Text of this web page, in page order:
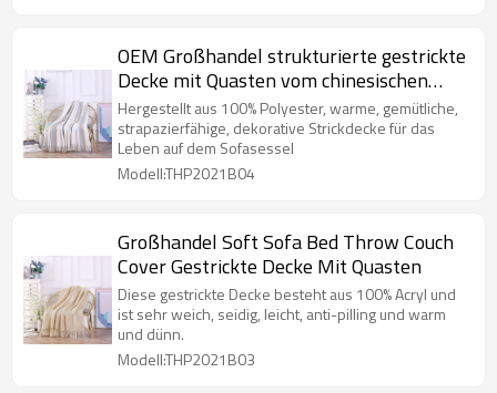
OEM Großhandel strukturierte gestrickte
Decke mit Quasten vom chinesischen
Lieferanten
Hergestellt aus 100% Polyester, warme, gemütliche,
strapazierfähige, dekorative Strickdecke für das
Leben auf dem Sofasessel
Modell:THP2021B04
Großhandel Soft Sofa Bed Throw Couch
Cover Gestrickte Decke Mit Quasten
Diese gestrickte Decke besteht aus 100% Acryl und
ist sehr weich, seidig, leicht, anti-pilling und warm
und dünn.
Modell:THP2021B03